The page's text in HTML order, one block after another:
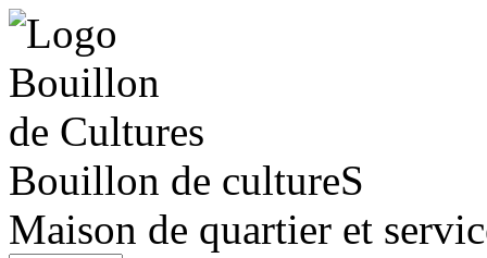
Bouillon de cultureS
Maison de quartier et